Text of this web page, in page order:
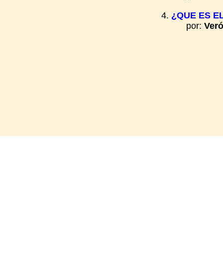
¿QUE ES
por: